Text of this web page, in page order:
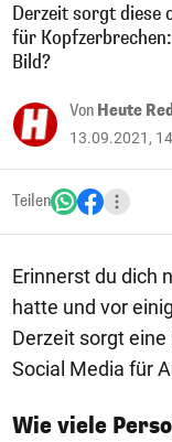
Derzeit sorgt diese
für
Bild?
Von Heute
13.09.2021,
Teilen
Erinnerst du dich
hatte und vor
Derzeit sorgt
Social Media für
Wie viele